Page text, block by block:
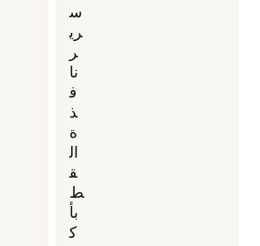
س
ري
ر
نا
ف
ذ
ة
ال
ق
ط
بأ
ك